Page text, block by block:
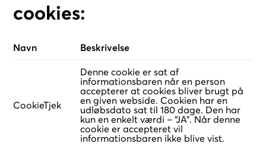
cookies:
Navn Beskrivelse
CookieTjek
Denne cookie er sat af
informationsbaren når en person
accepterer at cookies bliver brugt på
en given webside. Cookien har en
udløbsdato sat til 180 dage. Den har
kun en enkelt værdi – “JA”. Når denne
cookie er accepteret vil
informationsbaren ikke blive vist.